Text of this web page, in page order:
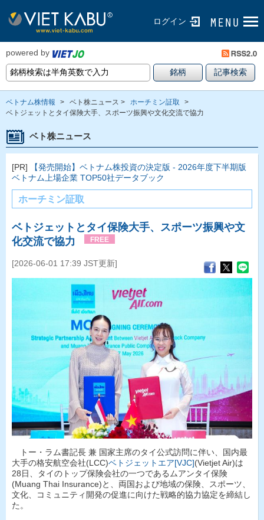
ログイン
powered by
ベトナム株情報 > ベト株ニュース > ホーチミン証取
>
ベトジェットとタイ保険大手、スポーツ振興や文化交流で協力
ベト株ニュース
[PR]
【発売開始】ベトナム株投資の決定版 - 2026年度下半期版
ベトナム上場企業 TOP50社データブック
ホーチミン証取
ベトジェットとタイ保険大手、スポーツ振興や文
化交流で協力
FREE
[2026-06-01 17:39 JST更新]
トー・ラム書記長 兼 国家主席のタイ公式訪問に伴い、国内最
大手の格安航空会社(LCC)ベトジェットエア[VJC](Vietjet Air)は
28日、タイのトップ保険会社の一つであるムアンタイ保険
(Muang Thai Insurance)と、両国および地域の保険、スポーツ、
文化、コミュニティ開発の促進に向けた戦略的協力協定を締結し
た。